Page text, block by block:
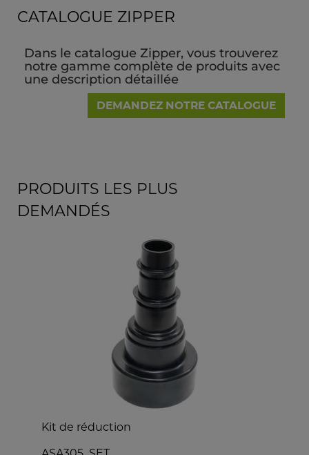
CATALOGUE ZIPPER
Dans le catalogue Zipper, vous trouverez
notre gamme complète de produits avec
une description détaillée
DEMANDEZ NOTRE CATALOGUE
PRODUITS LES PLUS
DEMANDÉS
Kit de réduction